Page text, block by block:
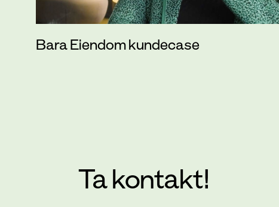
Bara Eiendom kundecase
Ta kontakt!